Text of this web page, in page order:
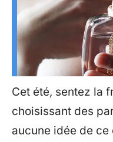
Cet été, sentez la
choisissant des
aucune idée de ce